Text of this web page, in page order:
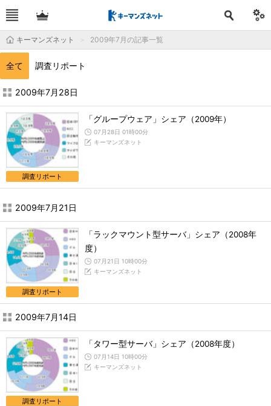
キーマンズネット 2009年7月の記事一覧
全て 調査リポート
2009年7月の記事一覧 - キーマンズネット
2009年7月28日
調査リポート
「グループウェア」シェア（2009年）
07月28日 01時00分
キーマンズネット
2009年7月21日
調査リポート
「ラックマウント型サーバ」シェア（2008年
度）
07月21日 10時00分
キーマンズネット
2009年7月14日
調査リポート
「タワー型サーバ」シェア（2008年度）
07月14日 10時00分
キーマンズネット